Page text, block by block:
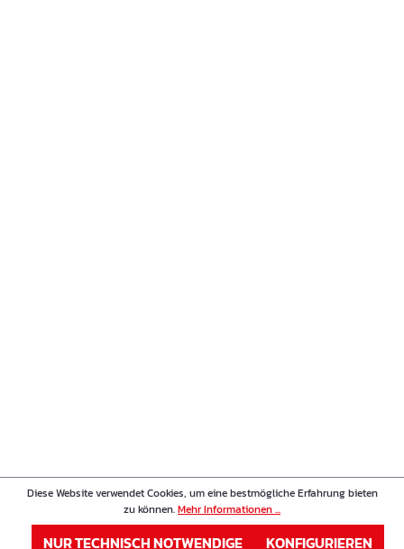
Diese Website verwendet Cookies, um eine bestmögliche Erfahrung bieten
zu können.Mehr Informationen ...
NUR TECHNISCH NOTWENDIGE
KONFIGURIEREN